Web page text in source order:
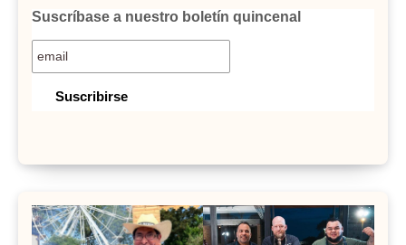
Suscríbase a nuestro boletín quincenal